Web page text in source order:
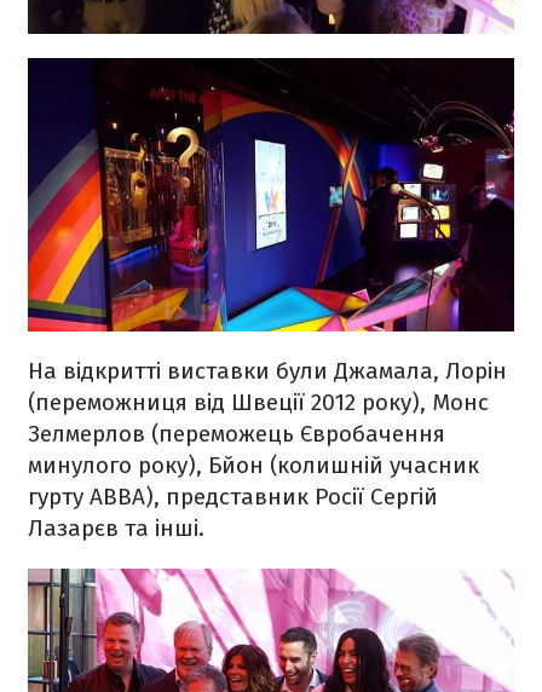
На відкритті виставки були Джамала, Лорін
(переможниця від Швеції 2012 року), Монс
Зелмерлов (переможець Євробачення
минулого року), Бйон (колишній учасник
гурту ABBA), представник Росії Сергій
Лазарєв та інші.